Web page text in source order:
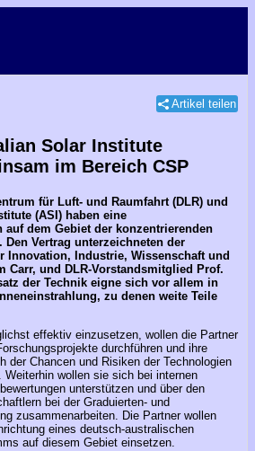
Artikel teilen
Solar Institute
im Bereich CSP
für Luft- und Raumfahrt (DLR) und
(ASI) haben eine
auf dem Gebiet der konzentrierenden
Vertrag unterzeichneten der
Innovation, Industrie, Wissenschaft und
Carr, und DLR-Vorstandsmitglied Prof.
der Technik eigne sich vor allem in
zu denen weite Teile
effektiv einzusetzen, wollen die Partner
durchführen und ihre
der Chancen und Risiken der Technologien
wollen sie sich bei internen
unterstützen und über den
bei der Graduierten- und
zusammenarbeiten. Die Partner wollen
eines deutsch-australischen
auf diesem Gebiet einsetzen.